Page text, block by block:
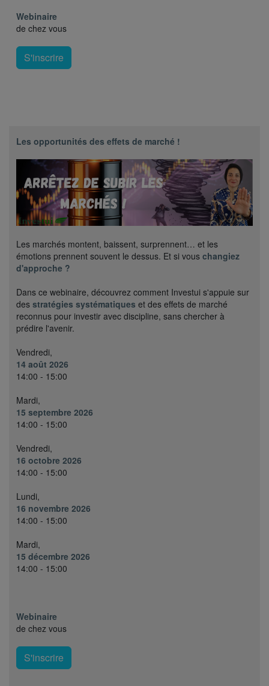
Webinaire
de chez vous
S'inscrire
Les opportunités des effets de marché !
Les marchés montent, baissent, surprennent… et les
émotions prennent souvent le dessus. Et si vous changiez
d'approche ?
Dans ce webinaire, découvrez comment Investui s'appuie sur
des stratégies systématiques et des effets de marché
reconnus pour investir avec discipline, sans chercher à
prédire l'avenir.
Vendredi,
14 août 2026
14:00 - 15:00
Mardi,
15 septembre 2026
14:00 - 15:00
Vendredi,
16 octobre 2026
14:00 - 15:00
Lundi,
16 novembre 2026
14:00 - 15:00
Mardi,
15 décembre 2026
14:00 - 15:00
Webinaire
de chez vous
S'inscrire